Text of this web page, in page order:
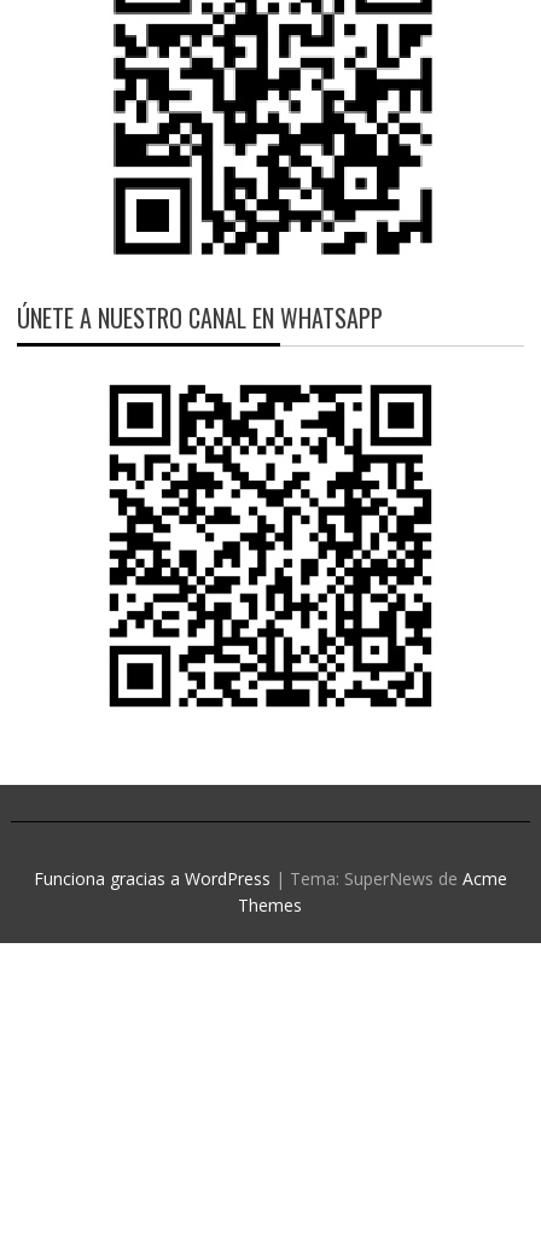
ÚNETE A NUESTRO CANAL EN WHATSAPP
Funciona gracias a WordPress | Tema: SuperNews de Acme
Themes